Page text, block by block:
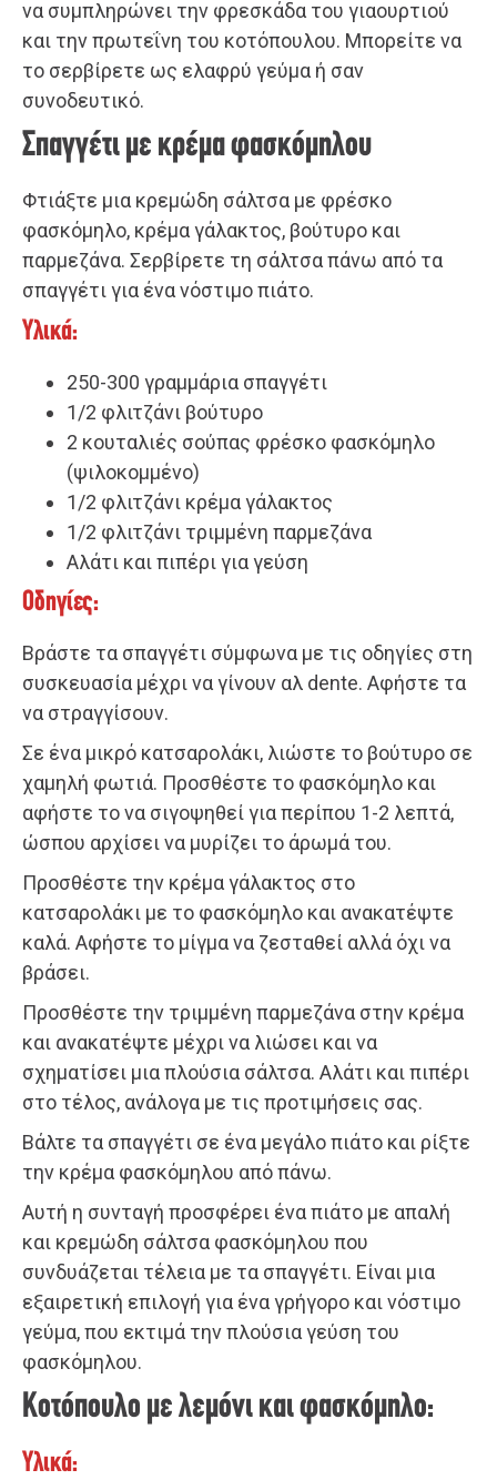
να συμπληρώνει την φρεσκάδα του γιαουρτιού
και την πρωτεΐνη του κοτόπουλου. Μπορείτε να
το σερβίρετε ως ελαφρύ γεύμα ή σαν
συνοδευτικό.
Σπαγγέτι με κρέμα φασκόμηλου
Φτιάξτε μια κρεμώδη σάλτσα με φρέσκο
φασκόμηλο, κρέμα γάλακτος, βούτυρο και
παρμεζάνα. Σερβίρετε τη σάλτσα πάνω από τα
σπαγγέτι για ένα νόστιμο πιάτο.
Υλικά:
250-300 γραμμάρια σπαγγέτι
1/2 φλιτζάνι βούτυρο
2 κουταλιές σούπας φρέσκο φασκόμηλο
(ψιλοκομμένο)
1/2 φλιτζάνι κρέμα γάλακτος
1/2 φλιτζάνι τριμμένη παρμεζάνα
Αλάτι και πιπέρι για γεύση
Οδηγίες:
Βράστε τα σπαγγέτι σύμφωνα με τις οδηγίες στη
συσκευασία μέχρι να γίνουν αλ dente. Αφήστε τα
να στραγγίσουν.
Σε ένα μικρό κατσαρολάκι, λιώστε το βούτυρο σε
χαμηλή φωτιά. Προσθέστε το φασκόμηλο και
αφήστε το να σιγοψηθεί για περίπου 1-2 λεπτά,
ώσπου αρχίσει να μυρίζει το άρωμά του.
Προσθέστε την κρέμα γάλακτος στο
κατσαρολάκι με το φασκόμηλο και ανακατέψτε
καλά. Αφήστε το μίγμα να ζεσταθεί αλλά όχι να
βράσει.
Προσθέστε την τριμμένη παρμεζάνα στην κρέμα
και ανακατέψτε μέχρι να λιώσει και να
σχηματίσει μια πλούσια σάλτσα. Αλάτι και πιπέρι
στο τέλος, ανάλογα με τις προτιμήσεις σας.
Βάλτε τα σπαγγέτι σε ένα μεγάλο πιάτο και ρίξτε
την κρέμα φασκόμηλου από πάνω.
Αυτή η συνταγή προσφέρει ένα πιάτο με απαλή
και κρεμώδη σάλτσα φασκόμηλου που
συνδυάζεται τέλεια με τα σπαγγέτι. Είναι μια
εξαιρετική επιλογή για ένα γρήγορο και νόστιμο
γεύμα, που εκτιμά την πλούσια γεύση του
φασκόμηλου.
Κοτόπουλο με λεμόνι και φασκόμηλο:
Υλικά: